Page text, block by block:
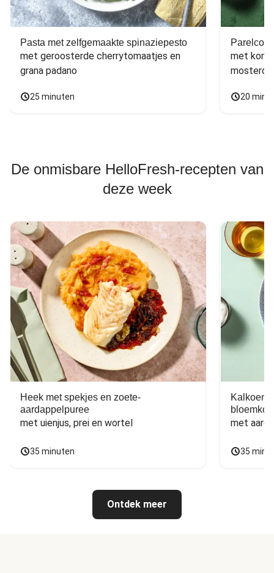
Pasta met zelfgemaakte spinaziepesto
met geroosterde cherrytomaatjes en
grana padano
25 minuten
met
20
De onmisbare HelloFresh-recepten van
deze week
Heek met spekjes en zoete-
aardappelpuree
met uienjus, prei en wortel
35 minuten
Kalkoen
met
35
Ontdek meer